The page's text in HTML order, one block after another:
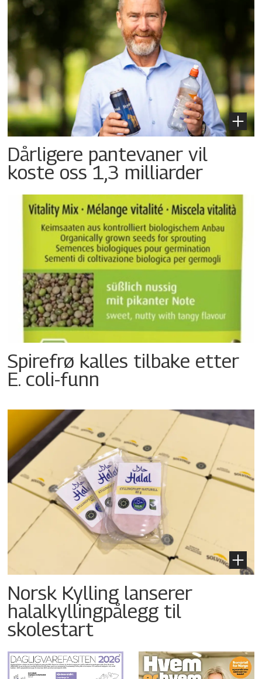
Dårligere pantevaner vil
koste oss 1,3 milliarder
Spirefrø kalles tilbake etter
E. coli-funn
Norsk Kylling lanserer
halalkyllingpålegg til
skolestart